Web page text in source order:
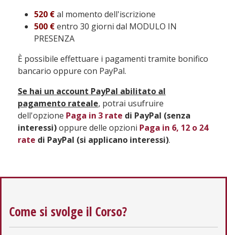
520 €al momento dell'iscrizione
500 €entro 30 giorni dal MODULO IN
PRESENZA
È possibile effettuare i pagamenti tramite bonifico
bancario oppure con PayPal.
Se hai un account PayPal abilitato al
pagamento rateale, potrai usufruire
dell'opzione Paga in 3 rate di PayPal (senza
interessi)oppure delle opzioni Paga in 6, 12 o 24
rate di PayPal (si applicano interessi).
Come si svolge il Corso?